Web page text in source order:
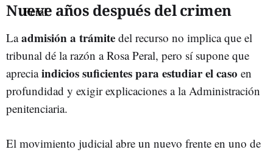
Nueve años después del crimen
Laadmisión a trámite del recurso no implica que el
tribunal dé la razón a Rosa Peral, pero sí supone que
apreciaindicios suficientes para estudiar el caso en
profundidad y exigir explicaciones a la Administración
penitenciaria.
El movimiento judicial abre un nuevo frente en uno de